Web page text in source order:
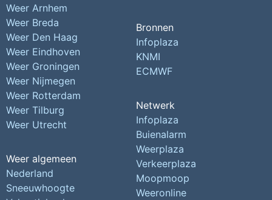
Weer Arnhem
Weer Breda
Weer Den Haag
Weer Eindhoven
Weer Groningen
Weer Nijmegen
Weer Rotterdam
Weer Tilburg
Weer Utrecht
Weer algemeen
Nederland
Sneeuwhoogte
Bronnen
Infoplaza
KNMI
ECMWF
Netwerk
Infoplaza
Buienalarm
Weerplaza
Verkeerplaza
Moopmoop
Weeronline